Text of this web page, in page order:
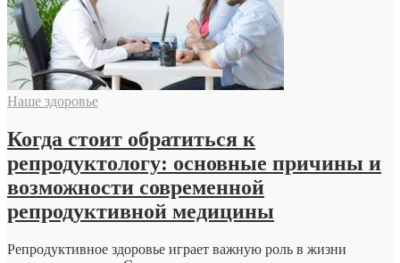
Наше здоровье
Когда стоит обратиться к
репродуктологу: основные причины и
возможности современной
репродуктивной медицины
Репродуктивное здоровье играет важную роль в жизни